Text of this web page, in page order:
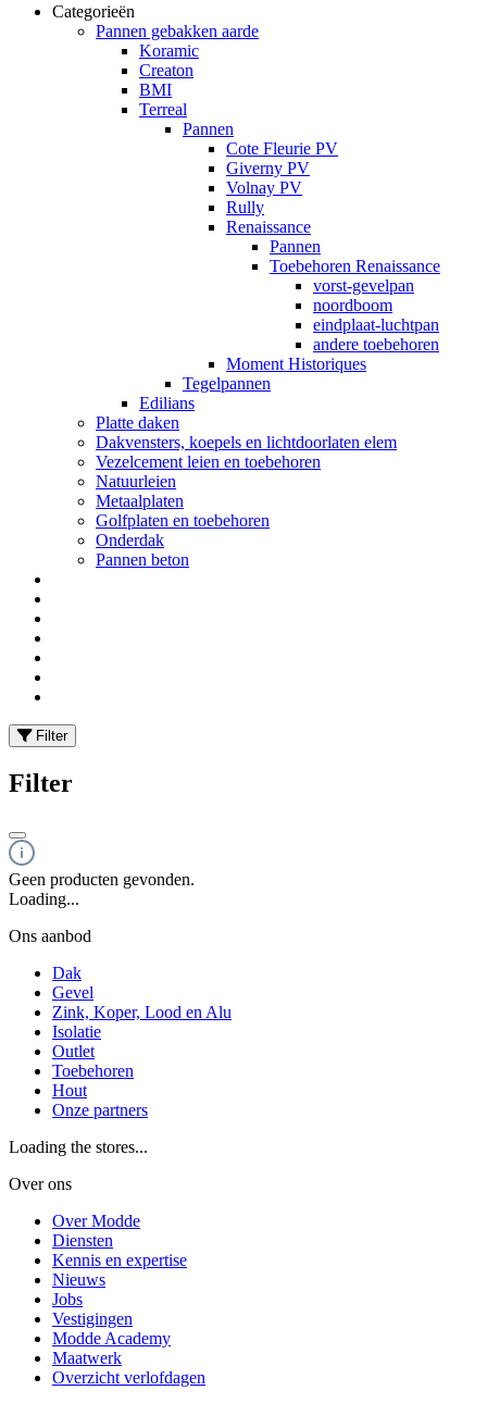
Categorieën
Pannen gebakken aarde
Koramic
Creaton
BMI
Terreal
Pannen
Cote Fleurie PV
Giverny PV
Volnay PV
Rully
Renaissance
Pannen
Toebehoren Renaissance
vorst-gevelpan
noordboom
eindplaat-luchtpan
andere toebehoren
Moment Historiques
Tegelpannen
Edilians
Platte daken
Dakvensters, koepels en lichtdoorlaten elem
Vezelcement leien en toebehoren
Natuurleien
Metaalplaten
Golfplaten en toebehoren
Onderdak
Pannen beton
Filter
Filter
Geen producten gevonden.
Loading...
Ons aanbod
Dak
Gevel
Zink, Koper, Lood en Alu
Isolatie
Outlet
Toebehoren
Hout
Onze partners
Loading the stores...
Over ons
Over Modde
Diensten
Kennis en expertise
Nieuws
Jobs
Vestigingen
Modde Academy
Maatwerk
Overzicht verlofdagen